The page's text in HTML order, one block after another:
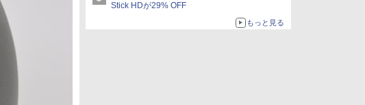
Stick HDが29% OFF
もっと見る